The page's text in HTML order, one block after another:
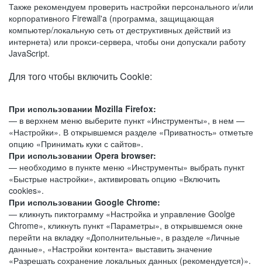
Также рекомендуем проверить настройки персонального и/или
корпоративного Firewall'a (программа, защищающая
компьютер/локальную сеть от деструктивных действий из
интернета) или прокси-сервера, чтобы они допускали работу
JavaScript.
Для того чтобы включить Cookie:
При использовании Mozilla Firefox:
— в верхнем меню выберите пункт «Инструменты», в нем —
«Настройки». В открывшемся разделе «Приватность» отметьте
опцию «Принимать куки с сайтов».
При использовании Opera browser:
— необходимо в пункте меню «Инструменты» выбрать пункт
«Быстрые настройки», активировать опцию «Включить
cookies».
При использовании Google Chrome:
— кликнуть пиктограмму «Настройка и управление Goolge
Chrome», кликнуть пункт «Параметры», в открывшемся окне
перейти на вкладку «Дополнительные», в разделе «Личные
данные», «Настройки контента» выставить значение
«Разрешать сохранение локальных данных (рекомендуется)».